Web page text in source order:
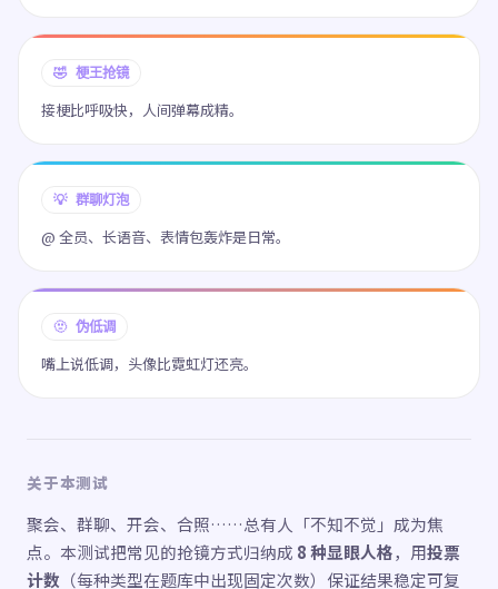
🤣 梗王抢镜
接梗比呼吸快，人间弹幕成精。
💡 群聊灯泡
@ 全员、长语音、表情包轰炸是日常。
🫥 伪低调
嘴上说低调，头像比霓虹灯还亮。
关于本测试
聚会、群聊、开会、合照……总有人「不知不觉」成为焦
点。本测试把常见的抢镜方式归纳成 8 种显眼人格，用投票
计数 （每种类型在题库中出现固定次数）保证结果稳定可复